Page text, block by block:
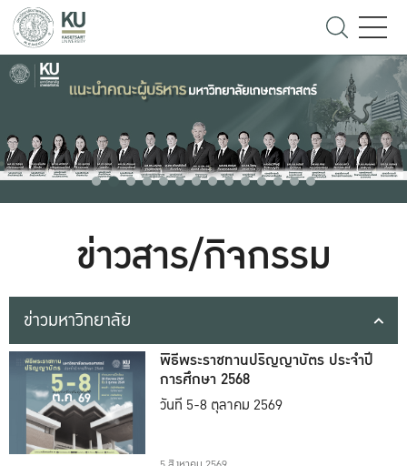
ข่าวสาร/กิจกรรม
ข่าวมหาวิทยาลัย
พิธีพระราชทานปริญญาบัตร ประจำปี
การศึกษา 2568
วันที่ 5-8 ตุลาคม 2569